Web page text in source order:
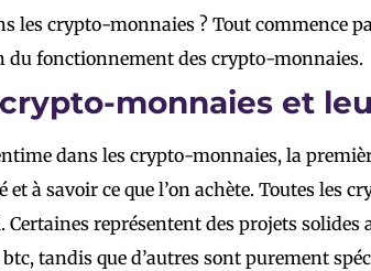
les crypto-monnaies ? Tout commence
du fonctionnement des crypto-monnaies.
monnaies et
dans les crypto-monnaies, la
à savoir ce que l’on achète. Toutes les
Certaines représentent des projets solides
tandis que d’autres sont purement